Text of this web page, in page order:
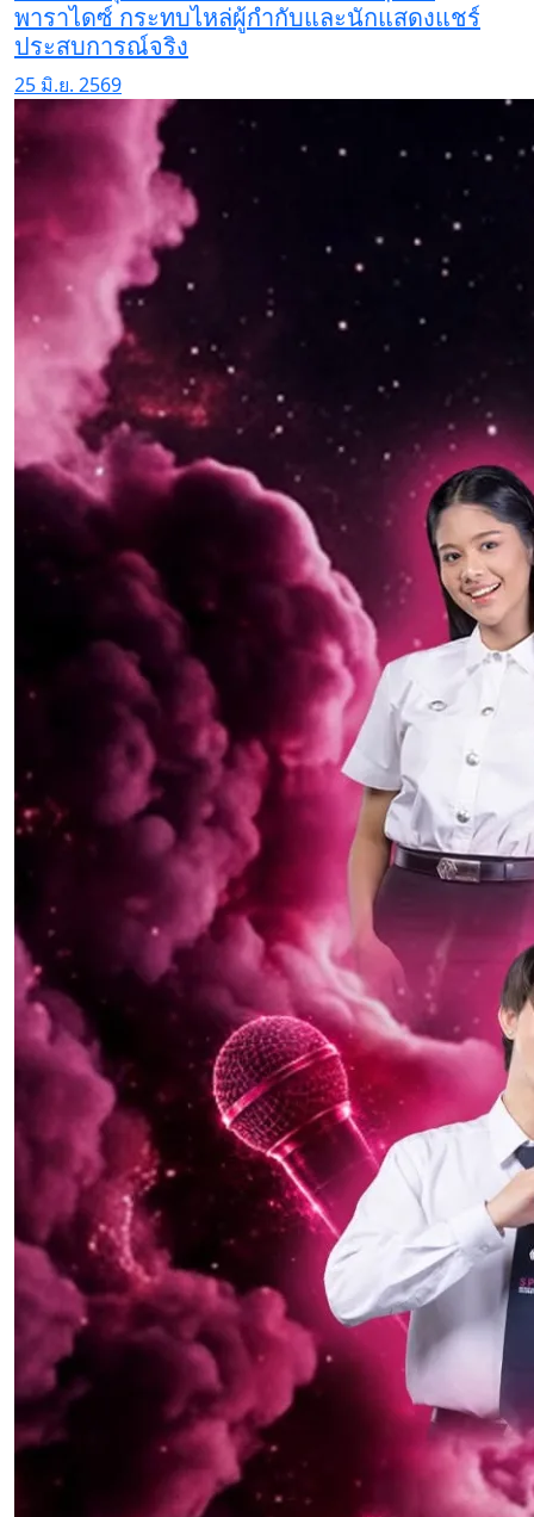
พาราไดซ์ กระทบไหล่ผู้กำกับและนักแสดงแชร์
ประสบการณ์จริง
25 มิ.ย. 2569